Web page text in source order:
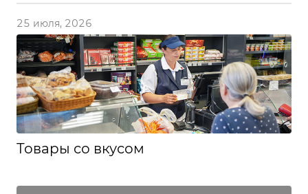
25 июля, 2026
Товары со вкусом